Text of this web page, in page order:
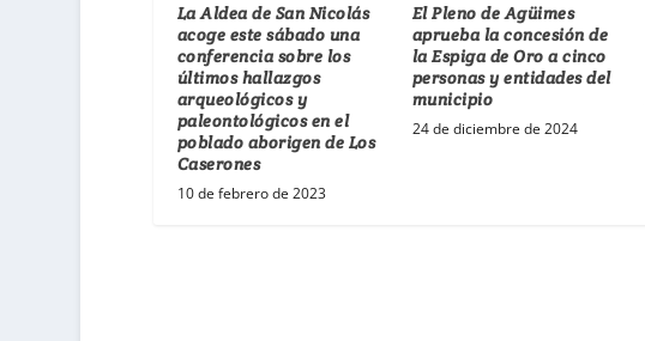
La Aldea de San Nicolás
acoge este sábado una
conferencia sobre los
últimos hallazgos
arqueológicos y
paleontológicos en el
poblado aborigen de Los
Caserones
10 de febrero de 2023
El Pleno de Agüimes
aprueba la concesión de
la Espiga de Oro a cinco
personas y entidades del
municipio
24 de diciembre de 2024